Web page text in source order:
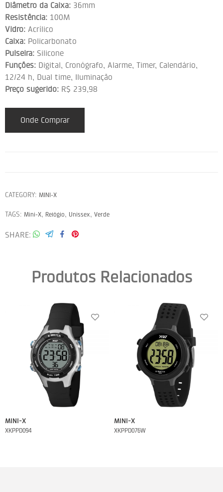
Diâmetro da Caixa: 36mm
Resistência: 100M
Vidro: Acrílico
Caixa: Policarbonato
Pulseira: Silicone
Funções: Digital, Cronógrafo, Alarme, Timer, Calendário,
12/24 h, Dual time, Iluminação
Preço sugerido: R$ 239,98
Onde Comprar
CATEGORY: MINI-X
TAGS: Mini-X, Relógio, Unissex, Verde
SHARE
Produtos Relacionados
MINI-X
XKPPD094
MINI-X
XKPPD076W